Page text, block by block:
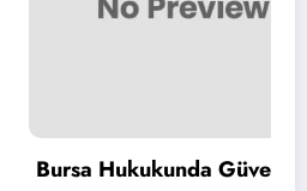
Güvenilir Çözümler